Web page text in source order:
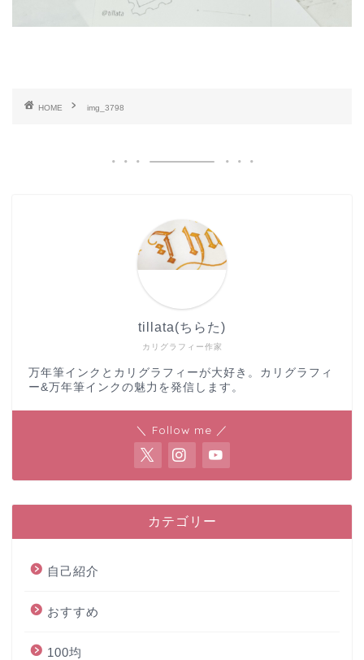
HOME img_3798
カリグラフィー作家
tillata(ちらた)
万年筆インクとカリグラフィーが大好き。カリグラフィ
ー&万年筆インクの魅力を発信します。
＼ Follow me ／
カテゴリー
自己紹介
おすすめ
100均